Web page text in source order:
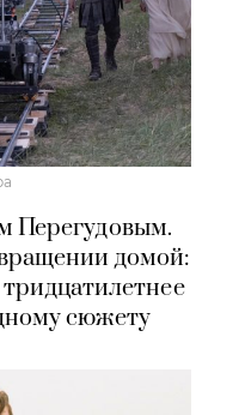
Перегудовым.
домой:
сюжету